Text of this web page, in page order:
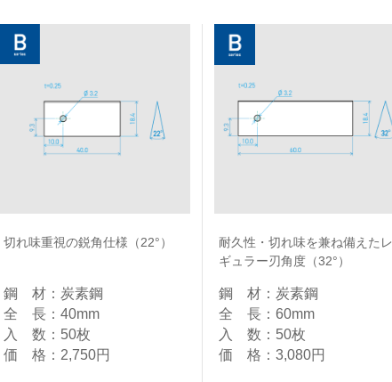
切れ味重視の鋭角仕様（22°）
鋼 材：炭素鋼​
全 長：40mm​
入 数：50枚
価 格：2,750円
耐久性・切れ味を兼ね備えたレ
ギュラー刃角度（32°）
鋼 材：炭素鋼​
全 長：60mm​
入 数：50枚
価 格：3,080円